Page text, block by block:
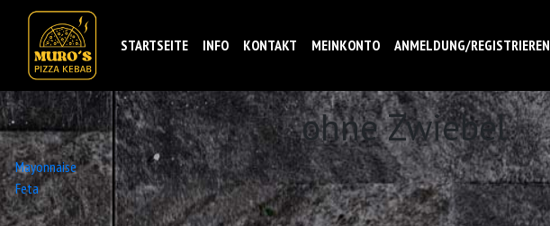
STARTSEITE INFO KONTAKT MEINKONTO ANMELDUNG/REGISTRIEREN
ohne Zwiebel
Beitrags-
Navigation
Mayonnaise
Feta